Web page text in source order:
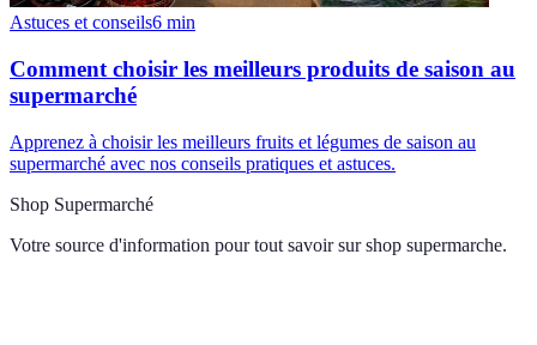
Shop Supermarché
Votre source d'information pour tout savoir sur shop supermarche.